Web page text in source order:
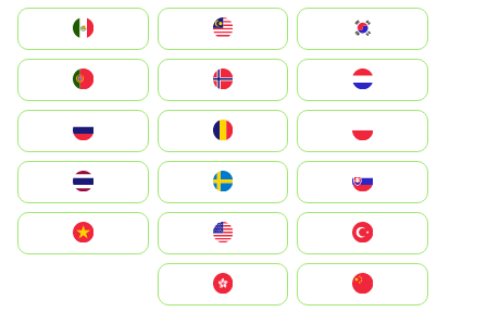
South Korea
Nederland
Portugal
România
Slovensko
United States
Vietnam